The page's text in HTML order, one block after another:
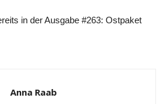
in der Ausgabe #263: Ostpaket
Anna Raab